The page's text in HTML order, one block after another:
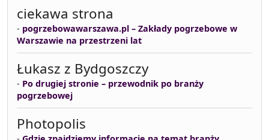
ciekawa strona
- pogrzebowawarszawa.pl – Zakłady pogrzebowe w
Warszawie na przestrzeni lat
Łukasz z Bydgoszczy
- Po drugiej stronie – przewodnik po branży
pogrzebowej
Photopolis